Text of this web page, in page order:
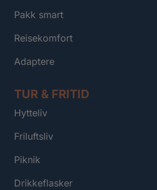
Pakk smart
Reisekomfort
Adaptere
TUR & FRITID
Hytteliv
Friluftsliv
Piknik
Drikkeflasker